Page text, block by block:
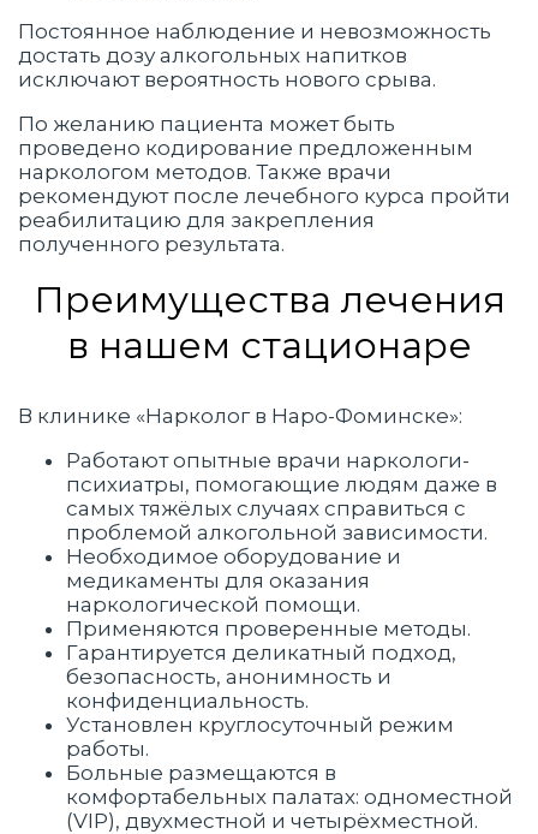
Постоянное наблюдение и невозможность
достать дозу алкогольных напитков
исключают вероятность нового срыва.
По желанию пациента может быть
проведено кодирование предложенным
наркологом методов. Также врачи
рекомендуют после лечебного курса пройти
реабилитацию для закрепления
полученного результата.
Преимущества лечения
в нашем стационаре
В клинике «Нарколог в Наро-Фоминске»:
Работают опытные врачи наркологи-
психиатры, помогающие людям даже в
самых тяжёлых случаях справиться с
проблемой алкогольной зависимости.
Необходимое оборудование и
медикаменты для оказания
наркологической помощи.
Применяются проверенные методы.
Гарантируется деликатный подход,
безопасность, анонимность и
конфиденциальность.
Установлен круглосуточный режим
работы.
Больные размещаются в
комфортабельных палатах: одноместной
(VIP), двухместной и четырёхместной.